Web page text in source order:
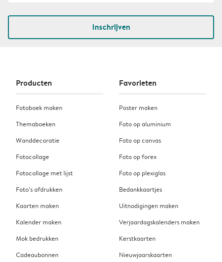
Inschrijven
Producten
Fotoboek maken
Themaboeken
Wanddecoratie
Fotocollage
Fotocollage met lijst
Foto’s afdrukken
Kaarten maken
Kalender maken
Mok bedrukken
Cadeaubonnen
Favorieten
Poster maken
Foto op aluminium
Foto op canvas
Foto op forex
Foto op plexiglas
Bedankkaartjes
Uitnodigingen maken
Verjaardagskalenders maken
Kerstkaarten
Nieuwjaarskaarten